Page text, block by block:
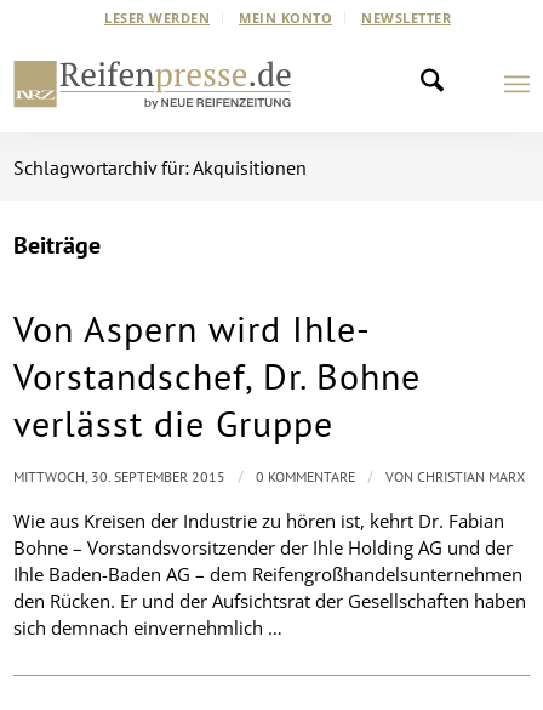
LESER WERDEN MEIN KONTO NEWSLETTER
Schlagwortarchiv für: Akquisitionen
Beiträge
Von Aspern wird Ihle-
Vorstandschef, Dr. Bohne
verlässt die Gruppe
Wie aus Kreisen der Industrie zu hören ist, kehrt Dr. Fabian
Bohne – Vorstandsvorsitzender der Ihle Holding AG und der
Ihle Baden-Baden AG – dem Reifengroßhandelsunternehmen
den Rücken. Er und der Aufsichtsrat der Gesellschaften haben
sich demnach einvernehmlich …
MITTWOCH, 30. SEPTEMBER 2015 / 0 KOMMENTARE / VONCHRISTIAN MARX